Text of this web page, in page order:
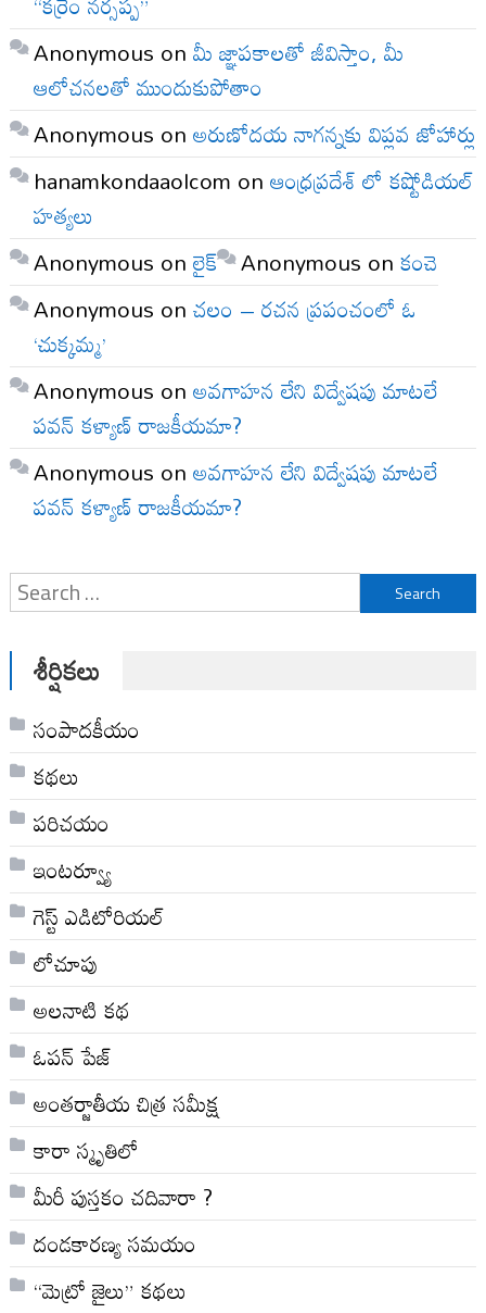
Anonymous onమీ జ్ఞాపకాలతో జీవిస్తాం, మీ
ఆలోచనలతో ముందుకుపోతాం
Anonymous onఅరుణోదయ నాగన్నకు విప్లవ జోహార్లు
hanamkondaaolcom onఆంధ్రప్రదేశ్ లో కష్టోడియల్
హత్యలు
Anonymous onలైక్ Anonymous onకంచె
Anonymous onచలం – రచన ప్రపంచంలో ఓ
‘చుక్కమ్మ’
Anonymous onఅవగాహన లేని విద్వేషపు మాటలే
పవన్ కళ్యాణ్ రాజకీయమా?
Anonymous onఅవగాహన లేని విద్వేషపు మాటలే
పవన్ కళ్యాణ్ రాజకీయమా?
Search
for:
శీర్షికలు
సంపాదకీయం
కథలు
పరిచయం
ఇంటర్వ్యూ
గెస్ట్ ఎడిటోరియల్
లోచూపు
అల‌నాటి క‌థ‌
ఓపన్ పేజ్
అంతర్జాతీయ చిత్ర సమీక్ష
కారా స్మృతిలో
మీరీ పుస్తకం చదివారా ?
దండకారణ్య సమయం
“మెట్రో జైలు” కథలు